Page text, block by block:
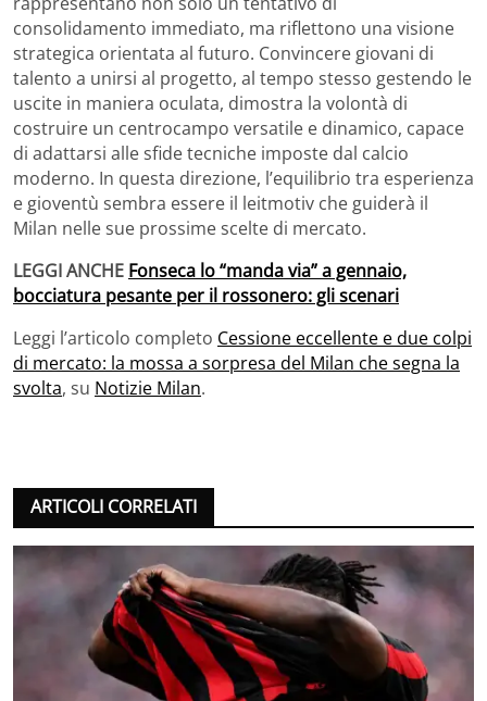
consolidamento immediato, ma riflettono una visione
strategica orientata al futuro. Convincere giovani di
talento a unirsi al progetto, al tempo stesso gestendo le
uscite in maniera oculata, dimostra la volontà di
costruire un centrocampo versatile e dinamico, capace
di adattarsi alle sfide tecniche imposte dal calcio
moderno. In questa direzione, l’equilibrio tra esperienza
e gioventù sembra essere il leitmotiv che guiderà il
Milan nelle sue prossime scelte di mercato.
LEGGI ANCHE Fonseca lo “manda via” a gennaio,
bocciatura pesante per il rossonero: gli scenari
Leggi l’articolo completo Cessione eccellente e due colpi
di mercato: la mossa a sorpresa del Milan che segna la
svolta, su Notizie Milan.
ARTICOLI CORRELATI